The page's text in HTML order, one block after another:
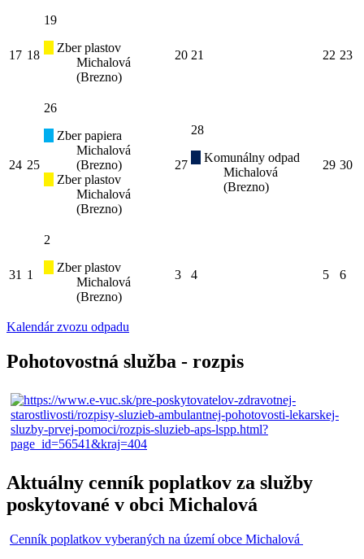
17 18
19
Zber plastov
Michalová
(Brezno)
20 21 22 23
24 25
26
Zber papiera
Michalová
(Brezno)
Zber plastov
Michalová
(Brezno)
27
28
Komunálny odpad
Michalová
(Brezno)
29 30
31 1
2
Zber plastov
Michalová
(Brezno)
3 4 5 6
Kalendár zvozu odpadu
Pohotovostná služba - rozpis
Aktuálny cenník poplatkov za služby
poskytované v obci Michalová
Cenník poplatkov vyberaných na území obce Michalová